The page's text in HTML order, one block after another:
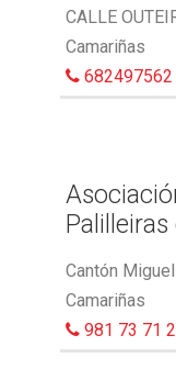
CALLE
Camariñas
682497562
Cantón
Camariñas
981 73 71